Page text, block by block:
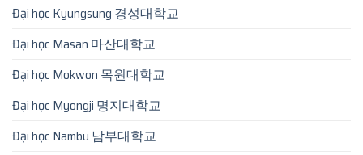
Đại học Kyungsung 경성대학교
Đại học Masan 마산대학교
Đại học Mokwon 목원대학교
Đại học Myongji 명지대학교
Đại học Nambu 남부대학교